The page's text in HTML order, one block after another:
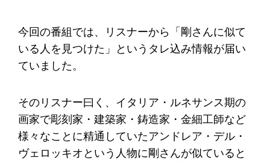
今回の番組では、リスナーから「剛さんに似て
いる人を見つけた」というタレ込み情報が届い
ていました。
そのリスナー曰く、イタリア・ルネサンス期の
画家で彫刻家・建築家・鋳造家・金細工師など
様々なことに精通していたアンドレア・デル・
ヴェロッキオという人物に剛さんが似ていると